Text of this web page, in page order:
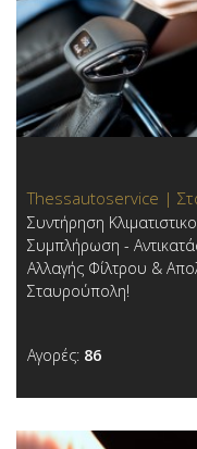
Thessautoservice |
Συντήρηση
Συμπλήρωση -
Αλλαγής Φίλτρου &
Σταυρούπολη!
Αγορές: 86